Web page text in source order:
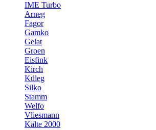
IME Turbo
Arneg
Fagor
Gamko
Gelat
Groen
Eisfink
Kirch
Küleg
Silko
Stamm
Welfo
Vliesmann
Kälte 2000